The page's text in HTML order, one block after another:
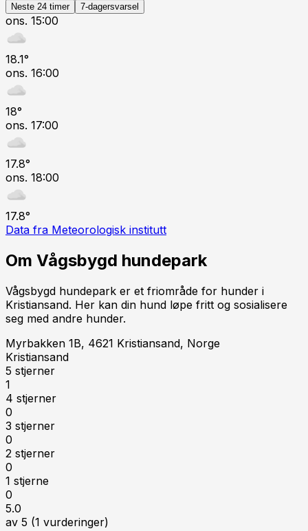
Neste 24 timer 7-dagersvarsel
ons. 15:00
18.1°
ons. 16:00
18°
ons. 17:00
17.8°
ons. 18:00
17.8°
Data fra Meteorologisk institutt
Om Vågsbygd hundepark
Vågsbygd hundepark er et friområde for hunder i
Kristiansand. Her kan din hund løpe fritt og sosialisere
seg med andre hunder.
Myrbakken 1B, 4621 Kristiansand, Norge
Kristiansand
5 stjerner
1
4 stjerner
0
3 stjerner
0
2 stjerner
0
1 stjerne
0
5.0
av 5 (1 vurderinger)